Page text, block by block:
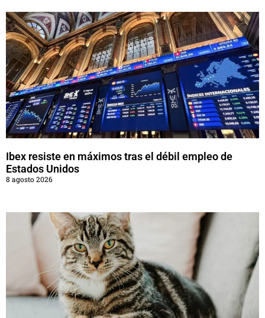
Ibex resiste en máximos tras el débil empleo de
Estados Unidos
8 agosto 2026